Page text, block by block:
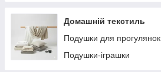
Домашній текстиль
Подушки для прогулянок
Подушки-іграшки